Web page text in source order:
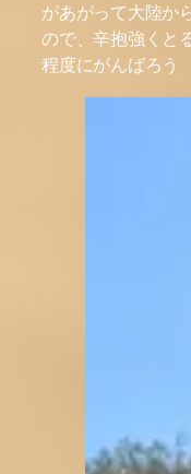
があがって大陸か
ので、辛抱強くと
程度にがんばろう